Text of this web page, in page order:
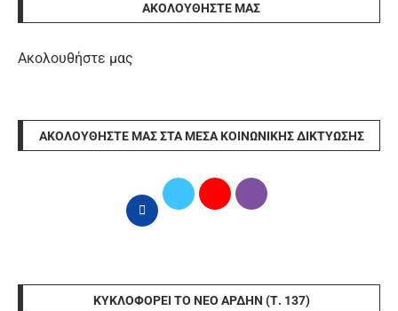
ΑΚΟΛΟΥΘΉΣΤΕ ΜΑΣ
Ακολουθήστε μας
ΑΚΟΛΟΥΘΉΣΤΕ ΜΑΣ ΣΤΑ ΜΈΣΑ ΚΟΙΝΩΝΙΚΉΣ ΔΙΚΤΎΩΣΗΣ
ΚΥΚΛΟΦΟΡΕΊ ΤΟ ΝΈΟ ΆΡΔΗΝ (Τ. 137)